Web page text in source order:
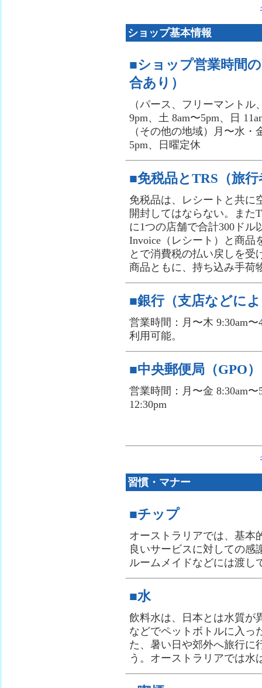
ショップ基本情報
■ショップ営業時間
合あり）
（パース、フリーマント
9pm、土 8am〜5pm、日
（その他の地域）月〜水・
5pm、日曜定休
■免税品とTRS（旅
免税品は、レシートと共に
開封してはならない。また
に1つの店舗で合計300ドル
Invoice（レシート）と商品
とで消費税の払い戻しを受
商品ともに、持ち込み手荷
■銀行（支店などに
営業時間：月〜木 9:30am
利用可能。
■中央郵便局（GPO）
営業時間：月〜金 8:30am〜
12:30pm
習慣・マナー
■チップ
オーストラリアでは、基本
良いサービスに対しての感
ルームメイドなどには渡
■水
飲料水は、日本とは水質が
などでペットボトルに入っ
た、暑い日や郊外へ旅行に
う。オーストラリアでは水